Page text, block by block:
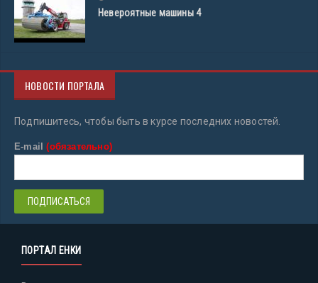
Невероятные машины 4
НОВОСТИ ПОРТАЛА
Подпишитесь, чтобы быть в курсе последних новостей.
E-mail(обязательно)
ПОРТАЛ ЕНКИ